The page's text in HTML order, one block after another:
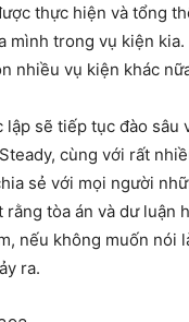
thực hiện và tổng
mình trong vụ kiện
nhiều vụ kiện khác
lập sẽ tiếp tục đào sâu
cùng với rất
sẻ với mọi người
rằng tòa án và dư luận
nếu không muốn nói
ra.